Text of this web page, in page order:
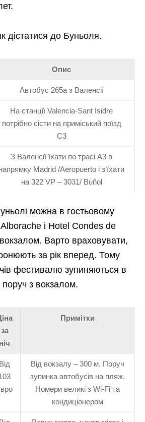
дістатися до Буньоля.
Опис
Автобус 265а з Валенсії
На станції Valencia-Sant Isidre
потрібно сісти на приміський поїзд
C3
З Валенсії їхати по трасі А3 в
Madrid /Aeropuerto і з’їхати
на 322 VP – 3031/ Buñol
можна в гостьовому
і Hotel Condes de
Варто враховувати,
за рік вперед. Тому
фестивалю зупиняються в
поруч з вокзалом.
за
ніч
Примітки
Від
Від вокзалу – 300 м. Поруч
зупинка автобусів на пляж.
Номери великі з Wi-Fi та
кондиціонером